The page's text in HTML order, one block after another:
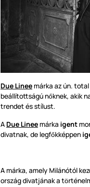
Due Linee márka az ún.
beállítottságú nőknek, akik
trendet és stílust.
A Due Linee márka igent
divatnak, de legfőkképpen
A márka, amely Milánótól
ország divatjának a tö